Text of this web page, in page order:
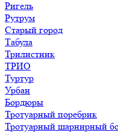
Ригель
Рутрум
Старый город
Табула
Трилистник
ТРИО
Туртур
Урбан
Бордюры
Тротуарный поребрик
Тротуарный шарнирный